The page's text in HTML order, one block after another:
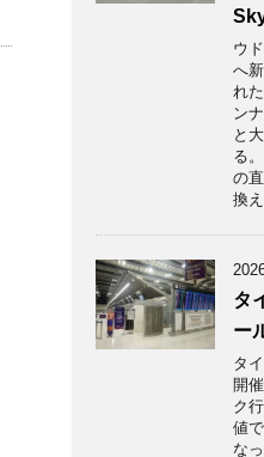
ウ
へ
れ
ン
と
る
の
換
タ
ー
タ
開
ク
値
な